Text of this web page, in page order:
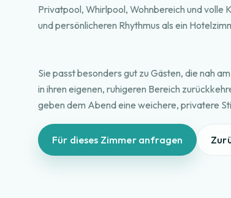
Privatpool, Whirlpool, Wohnbereich und volle
und persönlicheren Rhythmus als ein
Sie passt besonders gut zu Gästen, die nah
in ihren eigenen, ruhigeren Bereich
geben dem Abend eine weichere, privatere
Für dieses Zimmer anfragen